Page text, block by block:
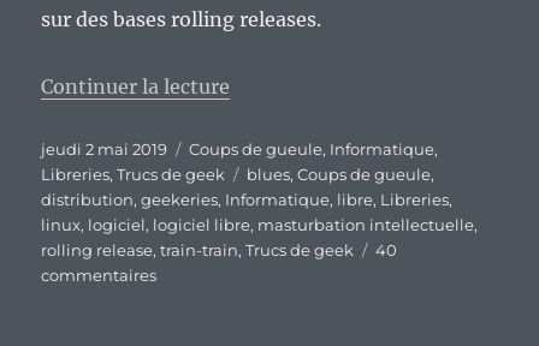
sur des bases rolling releases.
Continuer la lecture
Publié
le
jeudi 2 mai 2019 Catégories
Coups de gueule, Informatique,
Libreries,Trucs de geek Étiquettes
blues,Coups de gueule,
distribution,geekeries, Informatique, libre, Libreries,
linux, logiciel, logiciel libre, masturbation intellectuelle,
rolling release,train-train,Trucs de geek
40
commentairessur